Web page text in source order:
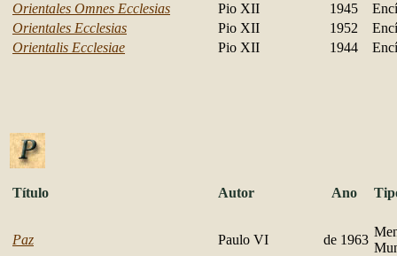
Orientales Omnes Ecclesias
Pio XII 1945
Orientales Ecclesias
Pio XII 1952
Orientalis Ecclesiae
Pio XII 1944
Título Autor Ano
Paz Paulo VI de 1963